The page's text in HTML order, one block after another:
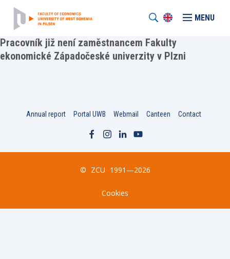
MENU
Pracovník již není zaměstnancem Fakulty
ekonomické Západočeské univerzity v Plzni
Annual report Portal UWB Webmail Canteen Contact
© ZCU 1991—2026
Cookies